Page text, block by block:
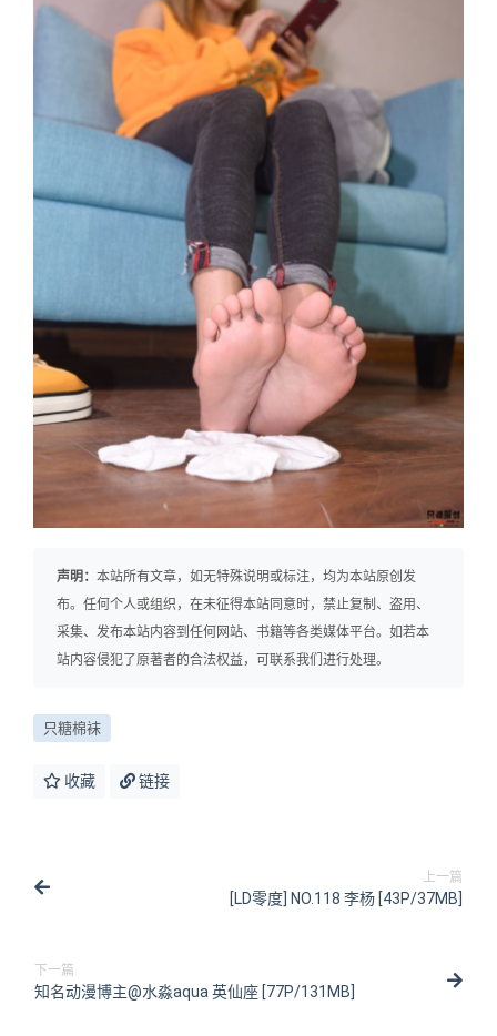
声明： 本站所有文章，如无特殊说明或标注，均为本站原创发
布。任何个人或组织，在未征得本站同意时，禁止复制、盗用、
采集、发布本站内容到任何网站、书籍等各类媒体平台。如若本
站内容侵犯了原著者的合法权益，可联系我们进行处理。
只糖棉袜
收藏 链接
上一篇
[LD零度] NO.118 李杨 [43P/37MB]
下一篇
知名动漫博主@水淼aqua 英仙座 [77P/131MB]